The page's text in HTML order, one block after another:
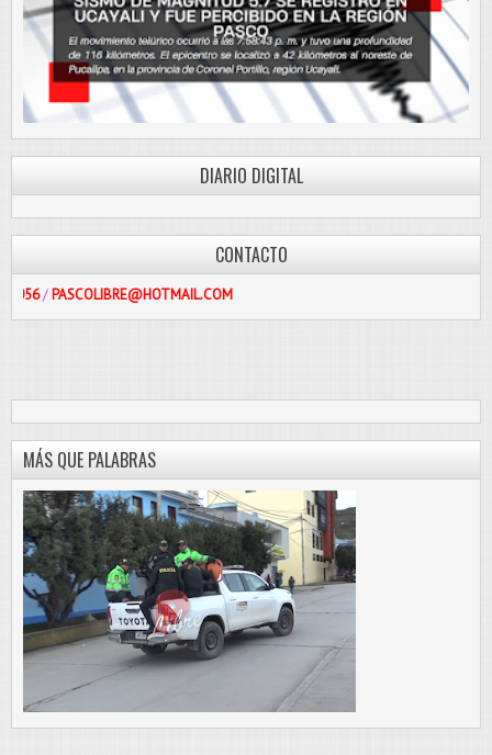
DIARIO DIGITAL
CONTACTO
MÁS QUE PALABRAS